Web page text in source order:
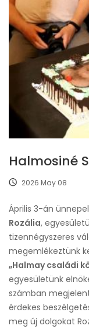
Halmosiné
2026 May 08
Április 3-án
Rozália,
tizennégyszeres
megemlékeztünk
„Halmay családi
egyesületünk
számban
érdekes
meg új dolgokat